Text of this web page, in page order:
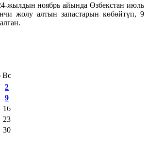
жылдын ноябрь айында Өзбекстан июль
жолу алтын запастарын көбөйтүп, 9
Вс
2
9
16
23
30